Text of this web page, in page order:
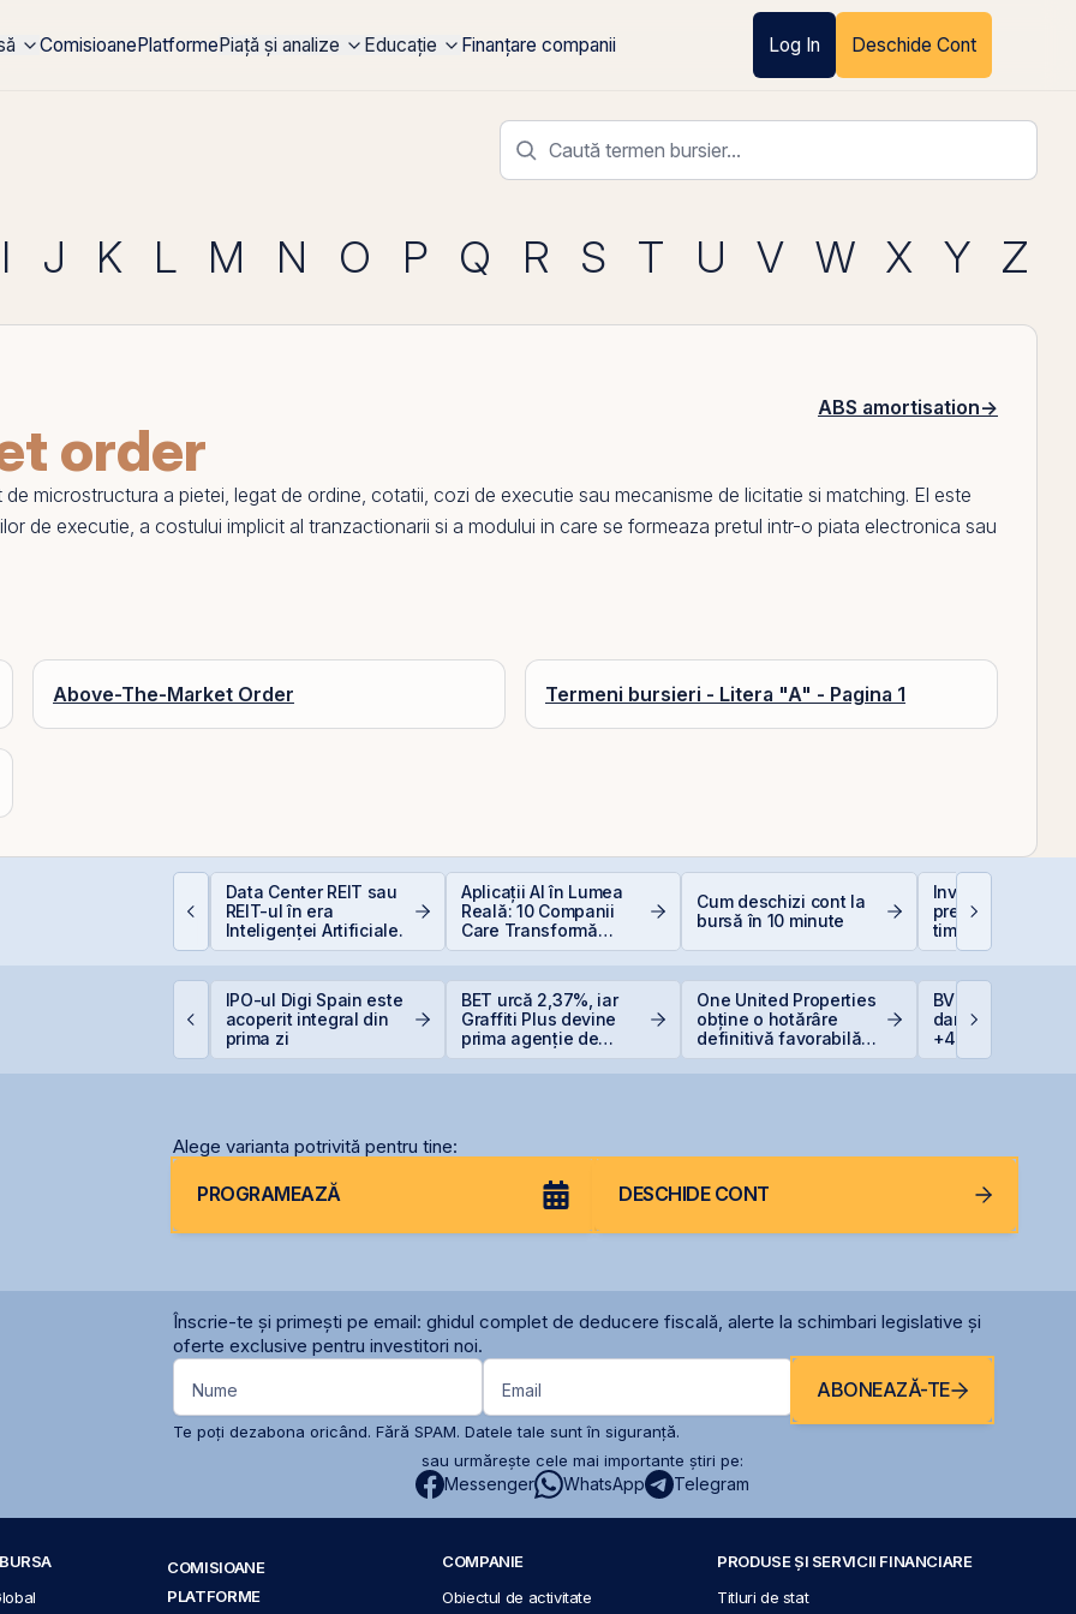
ComisioanePlatformePiață și analize Educație Finanțare companii Log In Deschide Cont
I J K L M N O P Q R S T U V W X Y Z
ABS amortisation→
order
microstructura a pietei, legat de ordine, cotatii, cozi de executie sau mecanisme de licitatie si matching. El este
de executie, a costului implicit al tranzactionarii si a modului in care se formeaza pretul intr-o piata electronica sau
Above-The-Market Order Termeni bursieri - Litera "A" - Pagina 1
Data Center REIT sau
REIT-ul în era
Inteligenței Artificiale.
Aplicații AI în Lumea
Reală: 10 Companii
Care Transformă
Industriile
Cum deschizi cont la
bursă în 10 minute
Investiții la 50+
prea târziu sau
timp?
IPO-ul Digi Spain este
acoperit integral din
prima zi
BET urcă 2,37%, iar
Graffiti Plus devine
prima agenție de
One United Properties
obține o hotărâre
definitivă favorabilă
BVB corectează
dar BET rămâne
+47,6% de la
anului
Alege varianta potrivită pentru tine:
PROGRAMEAZĂ DESCHIDE CONT
Înscrie-te și primești pe email: ghidul complet de deducere fiscală, alerte la schimbari legislative și
oferte exclusive pentru investitori noi.
Nume Email ABONEAZĂ-TE
Te poți dezabona oricând. Fără SPAM. Datele tale sunt în siguranță.
sau urmărește cele mai importante știri pe:
Messenger WhatsApp Telegram
COMISIOANE
PLATFORME
COMPANIE
Obiectul de activitate
PRODUSE ȘI SERVICII FINANCIARE
Titluri de stat